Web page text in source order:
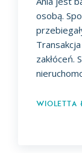
osobą.
zakłóceń.
Wioletta